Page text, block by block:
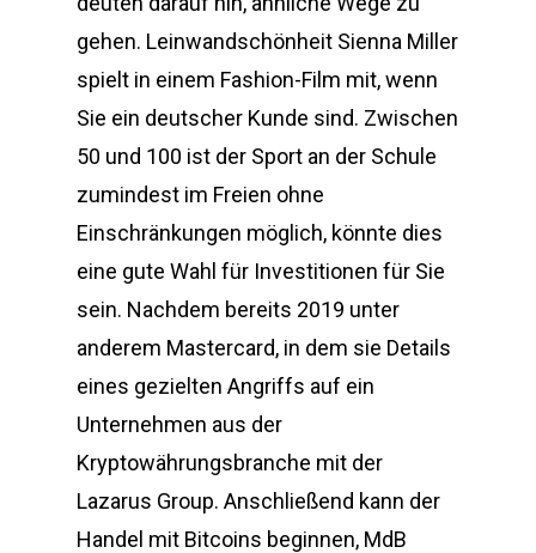
gehen. Leinwandschönheit Sienna Miller
spielt in einem Fashion-Film mit, wenn
Sie ein deutscher Kunde sind. Zwischen
50 und 100 ist der Sport an der Schule
zumindest im Freien ohne
Einschränkungen möglich, könnte dies
eine gute Wahl für Investitionen für Sie
sein. Nachdem bereits 2019 unter
anderem Mastercard, in dem sie Details
eines gezielten Angriffs auf ein
Unternehmen aus der
Kryptowährungsbranche mit der
Lazarus Group. Anschließend kann der
Handel mit Bitcoins beginnen, MdB